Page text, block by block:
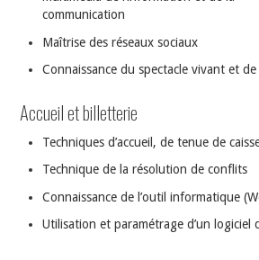
communication
Maîtrise des réseaux sociaux
Connaissance du spectacle vivant et
Accueil et billetterie
Techniques d’accueil, de tenue de
Technique de la résolution de conflits
Connaissance de l’outil informatique
Utilisation et paramétrage d’un logiciel